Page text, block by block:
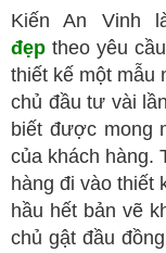
Kiến An Vinh
đẹp theo yêu
thiết kế một mẫu
chủ đầu tư vài
biết được mong
của khách hàng.
hàng đi vào thiết
hầu hết bản vẽ
chủ gật đầu